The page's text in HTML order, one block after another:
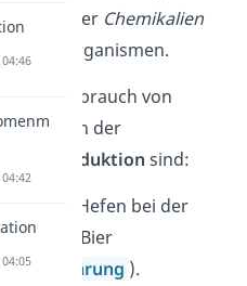
oder Chemikalien
Mikroorganismen.
den Gebrauch von
in der
sind:
von Hefen bei der
von Bier
Gärung ).